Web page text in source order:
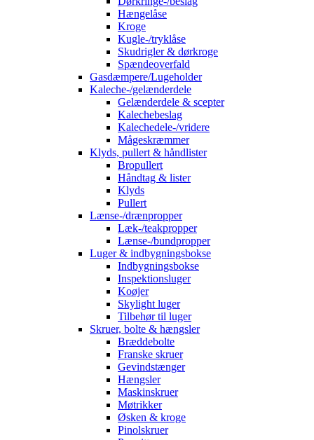
Hængelåse
Kroge
Kugle-/tryklåse
Skudrigler & dørkroge
Spændeoverfald
Gasdæmpere/Lugeholder
Kaleche-/gelænderdele
Gelænderdele & scepter
Kalechebeslag
Kalechedele-/vridere
Mågeskræmmer
Klyds, pullert & håndlister
Bropullert
Håndtag & lister
Klyds
Pullert
Lænse-/drænpropper
Læk-/teakpropper
Lænse-/bundpropper
Luger & indbygningsbokse
Indbygningsbokse
Inspektionsluger
Koøjer
Skylight luger
Tilbehør til luger
Skruer, bolte & hængsler
Bræddebolte
Franske skruer
Gevindstænger
Hængsler
Maskinskruer
Møtrikker
Øsken & kroge
Pinolskruer